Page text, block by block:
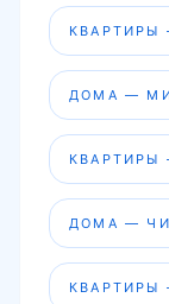
КВАРТИРЫ
ДОМА —
КВАРТИРЫ
ДОМА —
КВАРТИРЫ